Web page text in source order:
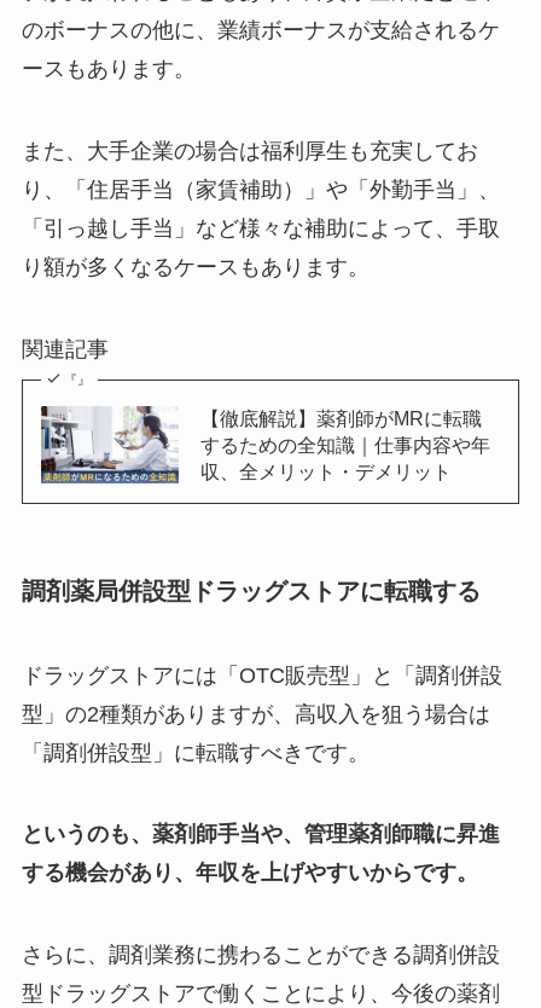
のボーナスの他に、業績ボーナスが支給されるケ
ースもあります。
また、大手企業の場合は福利厚生も充実してお
り、「住居手当（家賃補助）」や「外勤手当」、
「引っ越し手当」など様々な補助によって、手取
り額が多くなるケースもあります。
関連記事
『』
【徹底解説】薬剤師がMRに転職
するための全知識｜仕事内容や年
収、全メリット・デメリット
調剤薬局併設型ドラッグストアに転職する
ドラッグストアには「OTC販売型」と「調剤併設
型」の2種類がありますが、高収入を狙う場合は
「調剤併設型」に転職すべきです。
というのも、薬剤師手当や、管理薬剤師職に昇進
する機会があり、年収を上げやすいからです。
さらに、調剤業務に携わることができる調剤併設
型ドラッグストアで働くことにより、今後の薬剤